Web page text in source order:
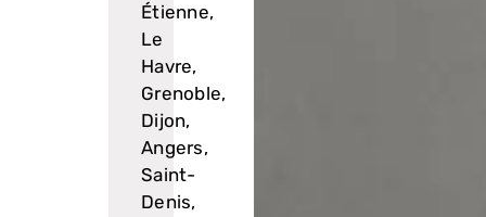
Étienne,
Le
Havre,
Grenoble,
Dijon,
Angers,
Saint-
Denis,